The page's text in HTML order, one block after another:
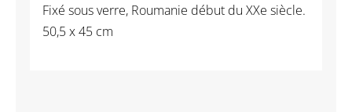
Fixé sous verre, Roumanie début du XXe siècle.
50,5 x 45 cm